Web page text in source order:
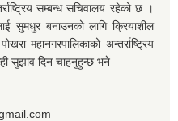
सम्बन्ध सचिवालय रहेको छ ।
सुमधुर बनाउनको लागि क्रियाशील
महानगरपालिकाको अन्तर्राष्ट्रिय
सुझाव दिन चाहनुहुन्छ भने